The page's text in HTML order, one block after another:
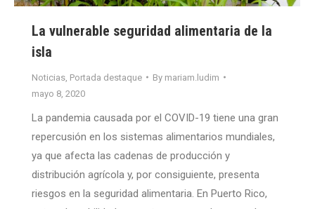
La vulnerable seguridad alimentaria de la
isla
Noticias Portada destaque By mariam.ludim
mayo 8, 2020
La pandemia causada por el COVID-19 tiene una gran
repercusión en los sistemas alimentarios mundiales,
ya que afecta las cadenas de producción y
distribución agrícola y, por consiguiente, presenta
riesgos en la seguridad alimentaria. En Puerto Rico,